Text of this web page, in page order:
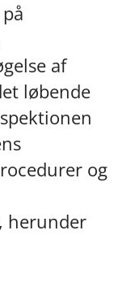
af
løbende
og
herunder